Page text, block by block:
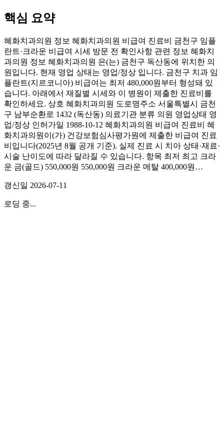
핵심 요약
혜화치과의원 정보 혜화치과의원 비급여 진료비 금천구 임플
란트·크라운 비급여 시세 방문 전 확인사항 관련 정보 혜화치
과의원 정보 혜화치과의원 은(는) 금천구 독산동에 위치한 의
원입니다. 현재 영업 상태는 영업/정상 입니다. 금천구 치과 임
플란트(지르코니아) 비급여는 최저 480,000원부터 형성돼 있
습니다. 아래에서 재질별 시세와 이 병원이 제출한 진료비를
확인하세요. 상호 혜화치과의원 도로명주소 서울특별시 금천
구 남부순환로 1432 (독산동) 의료기관 분류 의원 영업상태 영
업/정상 인허가일 1988-10-12 혜화치과의원 비급여 진료비 혜
화치과의원이(가) 건강보험심사평가원에 제출한 비급여 진료
비입니다(2025년 8월 공개 기준). 실제 진료 시 치아 상태·재료·
시술 난이도에 따라 달라질 수 있습니다. 항목 최저 최고 크라
운 금(골드) 550,000원 550,000원 크라운 메탈 400,000원…
갱신일 2026-07-11
로딩 중...